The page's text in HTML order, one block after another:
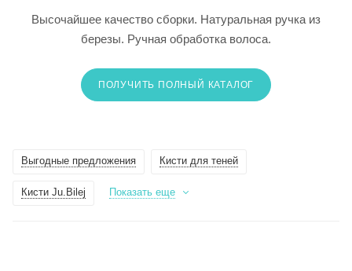
Высочайшее качество сборки. Натуральная ручка из
березы. Ручная обработка волоса.
ПОЛУЧИТЬ ПОЛНЫЙ КАТАЛОГ
Выгодные предложения Кисти для теней
Кисти Ju.Bilej Показать еще